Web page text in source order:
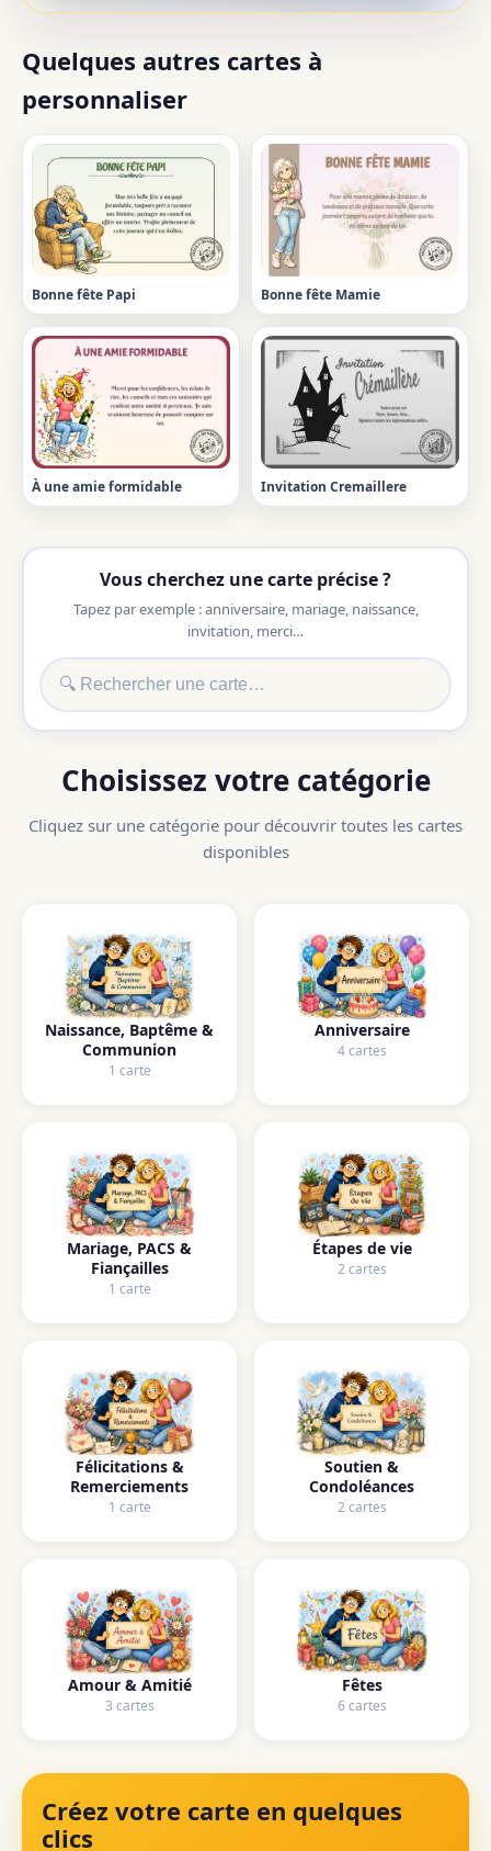
Quelques autres cartes à
personnaliser
Bonne fête Papi Bonne fête Mamie
À une amie formidable Invitation Cremaillere
Vous cherchez une carte précise ?
Tapez par exemple : anniversaire, mariage, naissance,
invitation, merci…
Choisissez votre catégorie
Cliquez sur une catégorie pour découvrir toutes les cartes
disponibles
Naissance, Baptême &
Communion
1 carte
Anniversaire
4 cartes
Mariage, PACS &
Fiançailles
1 carte
Étapes de vie
2 cartes
Félicitations &
Remerciements
1 carte
Soutien &
Condoléances
2 cartes
Amour & Amitié
3 cartes
Fêtes
6 cartes
Créez votre carte en quelques
clics